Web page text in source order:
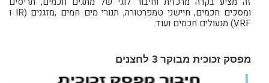
ומסכים חכמים, חיישני טמפרטורה, תנורי מים חמים ,מזגנים (IR ו
VRF) מנעולים חכמים ועוד.
מפסק זכוכית מבוקר 3 לחצנים